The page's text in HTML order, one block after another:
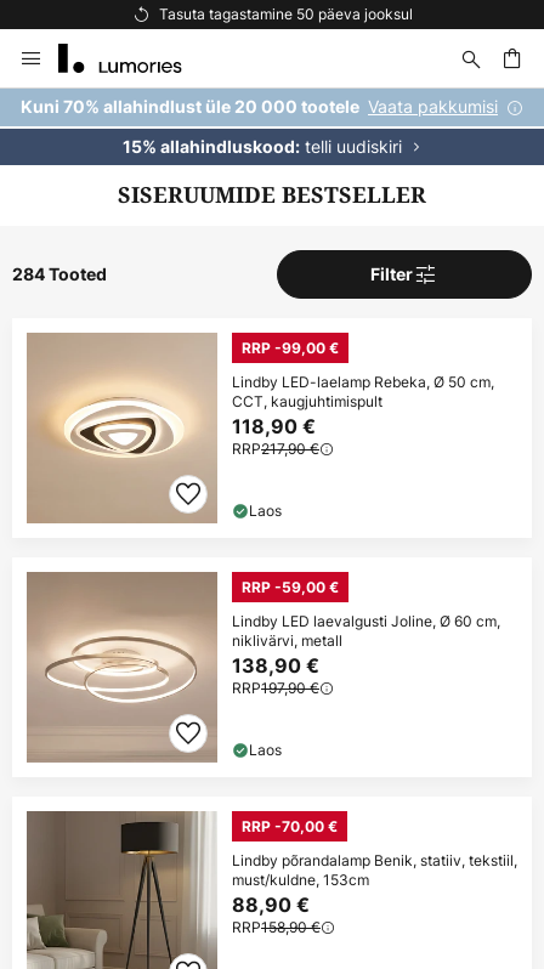
Tasuta kohaletoimetamine tellimustele üle 69 €
to
Content
Kuni 70% allahindlust üle 20 000 tootele Vaata pakkumisi
15% allahindluskood:telli uudiskiri
SISERUUMIDE BESTSELLER
284 Tooted Filter
RRP -99,00 €
Lindby LED-laelamp Rebeka, Ø 50 cm,
CCT, kaugjuhtimispult
118,90 €
RRP217,90 €
Laos
RRP -59,00 €
Lindby LED laevalgusti Joline, Ø 60 cm,
niklivärvi, metall
138,90 €
RRP197,90 €
Laos
RRP -70,00 €
Lindby põrandalamp Benik, statiiv, tekstiil,
must/kuldne, 153cm
88,90 €
RRP158,90 €